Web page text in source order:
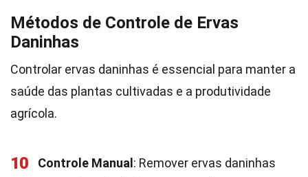
Métodos de Controle de Ervas
Daninhas
Controlar ervas daninhas é essencial para manter a
saúde das plantas cultivadas e a produtividade
agrícola.
10 Controle Manual : Remover ervas daninhas